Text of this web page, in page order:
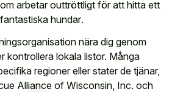
arbetar outtröttligt för att hitta ett
hundar.
nära dig genom
kontrollera lokala listor. Många
regioner eller stater de tjänar,
Alliance of Wisconsin, Inc. och